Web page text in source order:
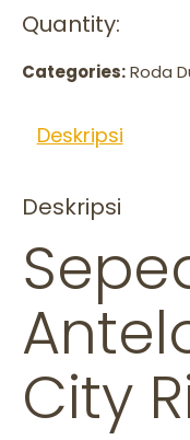
Quantity:
Categories:Roda
Deskripsi
Deskripsi
City